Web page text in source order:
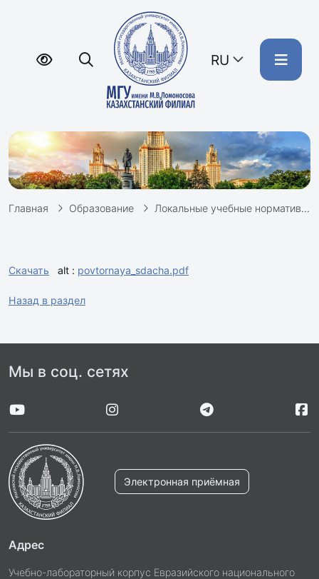
RU
Главная Образование Локальные учебные нормативные документы
Скачать alt : povtornaya_sdacha.pdf
Назад в раздел
Мы в соц. сетях
Электронная приёмная
Адрес
Учебно-лабораторный корпус Евразийского национального